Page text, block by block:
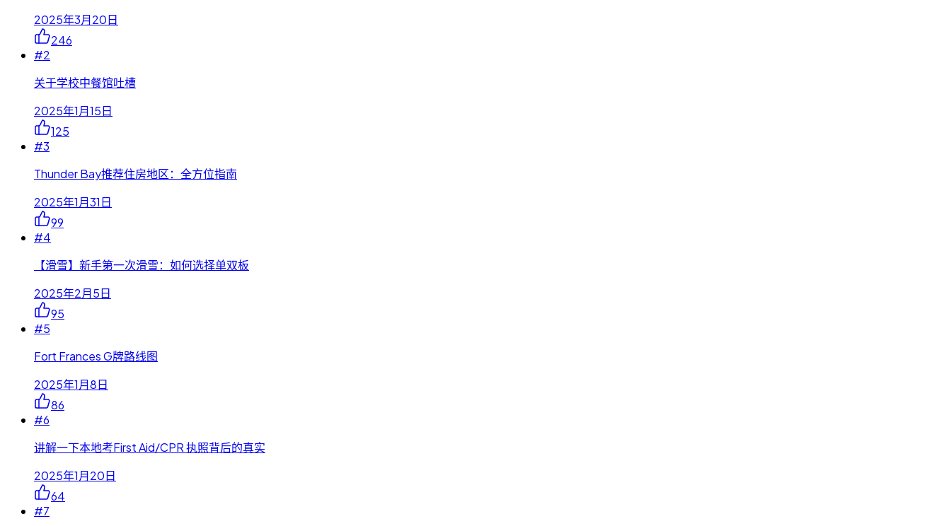
2025年3月20日
246
#2
关于学校中餐馆吐槽
2025年1月15日
125
#3
Thunder Bay推荐住房地区：全方位指南
2025年1月31日
99
#4
【滑雪】新手第一次滑雪：如何选择单双板
2025年2月5日
95
#5
Fort Frances G牌路线图
2025年1月8日
86
#6
讲解一下本地考First Aid/CPR 执照背后的真实
2025年1月20日
64
#7